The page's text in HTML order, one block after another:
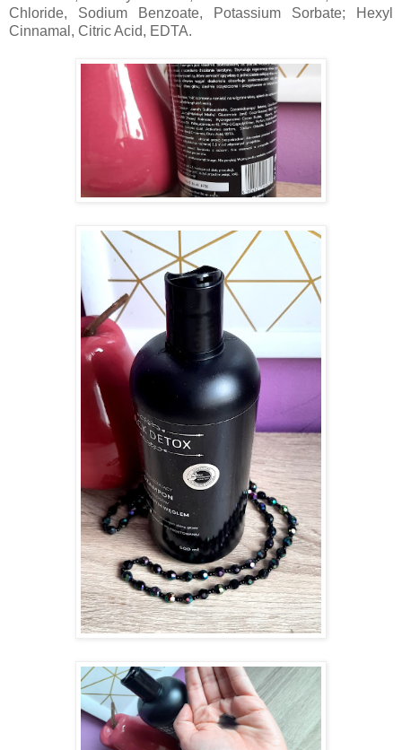
Chloride, Sodium Benzoate, Potassium Sorbate; Hexyl
Cinnamal, Citric Acid, EDTA.